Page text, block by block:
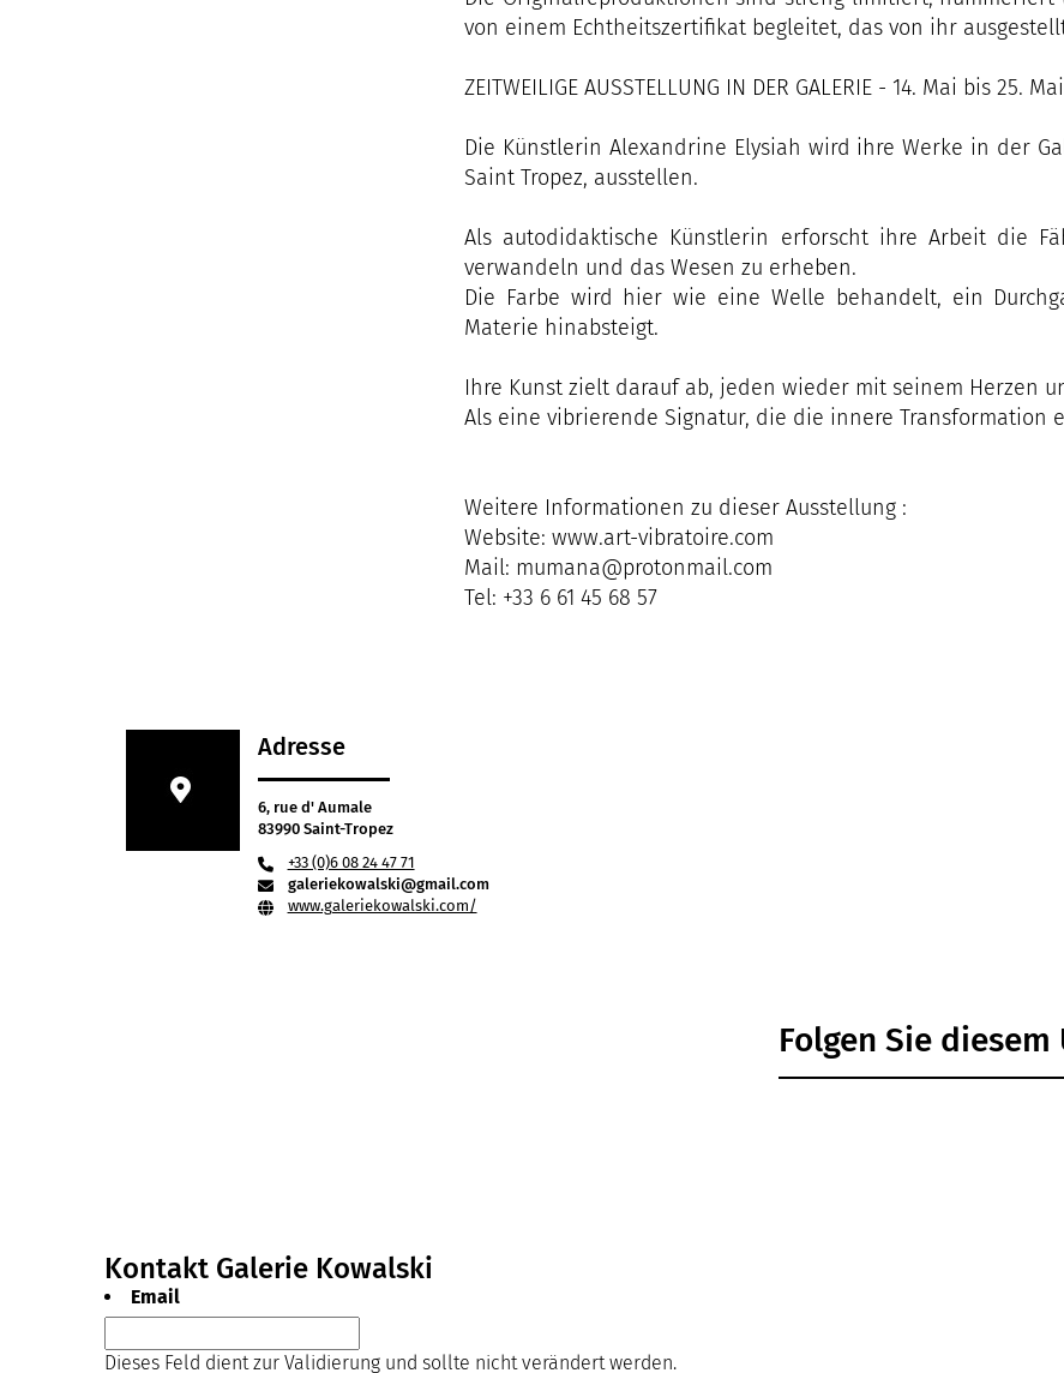
von einem Echtheitszertifikat begleitet, das von ihr
ZEITWEILIGE AUSSTELLUNG IN DER GALERIE - 14. Mai bis 25.
Die Künstlerin Alexandrine Elysiah wird ihre Werke in der
Saint Tropez, ausstellen.
Als autodidaktische Künstlerin erforscht ihre Arbeit die
verwandeln und das Wesen zu erheben.
Die Farbe wird hier wie eine Welle behandelt, ein
Materie hinabsteigt.
Ihre Kunst zielt darauf ab, jeden wieder mit seinem Herzen
Als eine vibrierende Signatur, die die innere Transformation
Weitere Informationen zu dieser Ausstellung :
Website: www.art-vibratoire.com
Mail: mumana@protonmail.com
Tel: +33 6 61 45 68 57
Adresse
6, rue d' Aumale
83990 Saint-Tropez
+33 (0)6 08 24 47 71
galeriekowalski@gmail.com
www.galeriekowalski.com/
Folgen Sie
Kontakt Galerie Kowalski
Email
Dieses Feld dient zur Validierung und sollte nicht verändert werden.